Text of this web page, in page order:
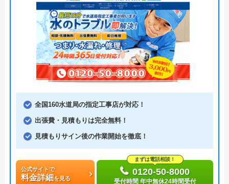
全国160水道局の指定工事店が対応！
出張費・見積もりは完全無料！
見積もりサイン後の作業開始を徹底！
公式サイトで
料金詳細を見る
まずは電話相談！
0120-50-8000
受付時間 年中無休24時間受付